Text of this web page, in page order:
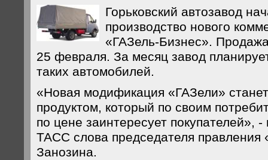
Горьковский автозавод
производство нового
«ГАЗель-Бизнес».
25 февраля. За месяц завод
таких автомобилей.
«Новая модификация «ГАЗели»
продуктом, который по своим
по цене заинтересует покупателей»,
ТАСС слова председателя правления
Занозина.